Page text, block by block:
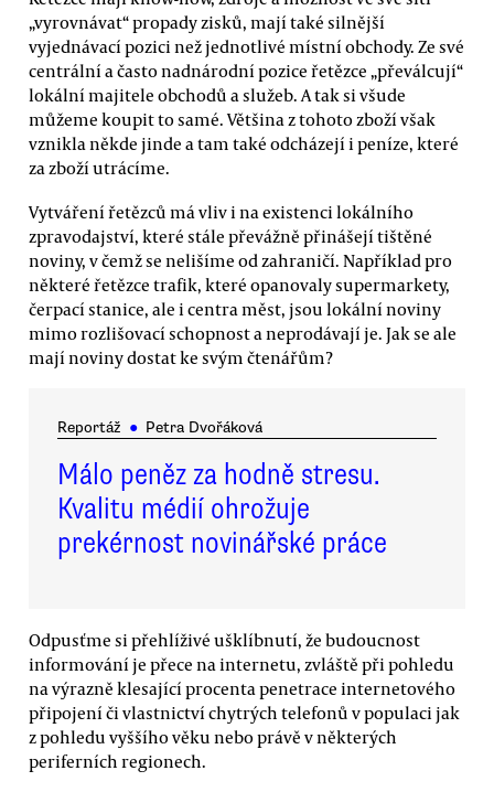
„vyrovnávat“ propady zisků, mají také silnější
vyjednávací pozici než jednotlivé místní obchody. Ze své
centrální a často nadnárodní pozice řetězce „převálcují“
lokální majitele obchodů a služeb. A tak si všude
můžeme koupit to samé. Většina z tohoto zboží však
vznikla někde jinde a tam také odcházejí i peníze, které
za zboží utrácíme.
Vytváření řetězců má vliv i na existenci lokálního
zpravodajství, které stále převážně přinášejí tištěné
noviny, v čemž se nelišíme od zahraničí. Například pro
některé řetězce trafik, které opanovaly supermarkety,
čerpací stanice, ale i centra měst, jsou lokální noviny
mimo rozlišovací schopnost a neprodávají je. Jak se ale
mají noviny dostat ke svým čtenářům?
Reportáž ● Petra Dvořáková
Málo peněz za hodně stresu.
Kvalitu médií ohrožuje
prekérnost novinářské práce
Odpusťme si přehlíživé ušklíbnutí, že budoucnost
informování je přece na internetu, zvláště při pohledu
na výrazně klesající procenta penetrace internetového
připojení či vlastnictví chytrých telefonů v populaci jak
z pohledu vyššího věku nebo právě v některých
periferních regionech.